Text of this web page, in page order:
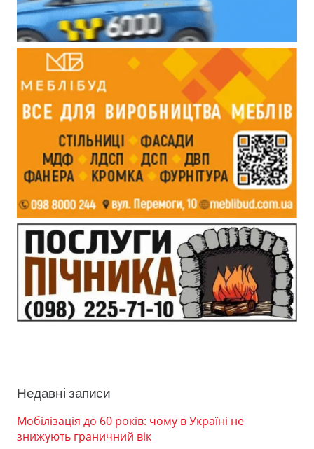
Недавні записи
Мобілізація до 60 років: чому в Україні не
знижують граничний вік